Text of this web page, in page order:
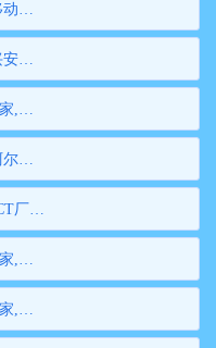
丰镇CT方舱,丰镇方舱CT厂家,丰镇移动方舱CT,丰镇医用CT方舱,丰镇方舱式CT,丰镇方舱CT
兴安盟CT方舱,兴安盟方舱CT厂家,兴安盟移动方舱CT,兴安盟医用CT方舱,兴安盟方舱式CT,兴安盟方舱CT
乌兰浩特CT方舱,乌兰浩特方舱CT厂家,乌兰浩特移动方舱CT,乌兰浩特医用CT方舱,乌兰浩特方舱式CT,乌兰浩特方舱CT
阿尔山CT方舱,阿尔山方舱CT厂家,阿尔山移动方舱CT,阿尔山医用CT方舱,阿尔山方舱式CT,阿尔山方舱CT
锡林郭勒盟CT方舱,锡林郭勒盟方舱CT厂家,锡林郭勒盟移动方舱CT,锡林郭勒盟医用CT方舱,锡林郭勒盟方舱式CT,锡林郭勒盟方舱CT
二连浩特CT方舱,二连浩特方舱CT厂家,二连浩特移动方舱CT,二连浩特医用CT方舱,二连浩特方舱式CT,二连浩特方舱CT
锡林浩特CT方舱,锡林浩特方舱CT厂家,锡林浩特移动方舱CT,锡林浩特医用CT方舱,锡林浩特方舱式CT,锡林浩特方舱CT